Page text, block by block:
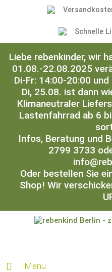
Schnelle
Liebe rebenkinder, wir
01.08.-22.08.2025
Di-Fr: 14:00-20:00
Di, 25.08. ist dann
Klimaneutraler
Lastenfahrrad ab 6
Infos, Beratung und
2799 3733
Oder bestellen Sie
Shop! Wir
Menü